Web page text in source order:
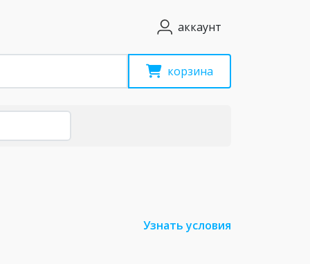
аккаунт
корзина
Узнать условия